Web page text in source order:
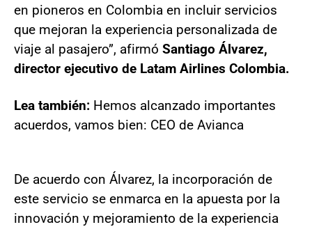
en pioneros en Colombia en incluir servicios
que mejoran la experiencia personalizada de
viaje al pasajero”, afirmó Santiago Álvarez,
director ejecutivo de Latam Airlines Colombia.
Lea también: Hemos alcanzado importantes
acuerdos, vamos bien: CEO de Avianca
De acuerdo con Álvarez, la incorporación de
este servicio se enmarca en la apuesta por la
innovación y mejoramiento de la experiencia